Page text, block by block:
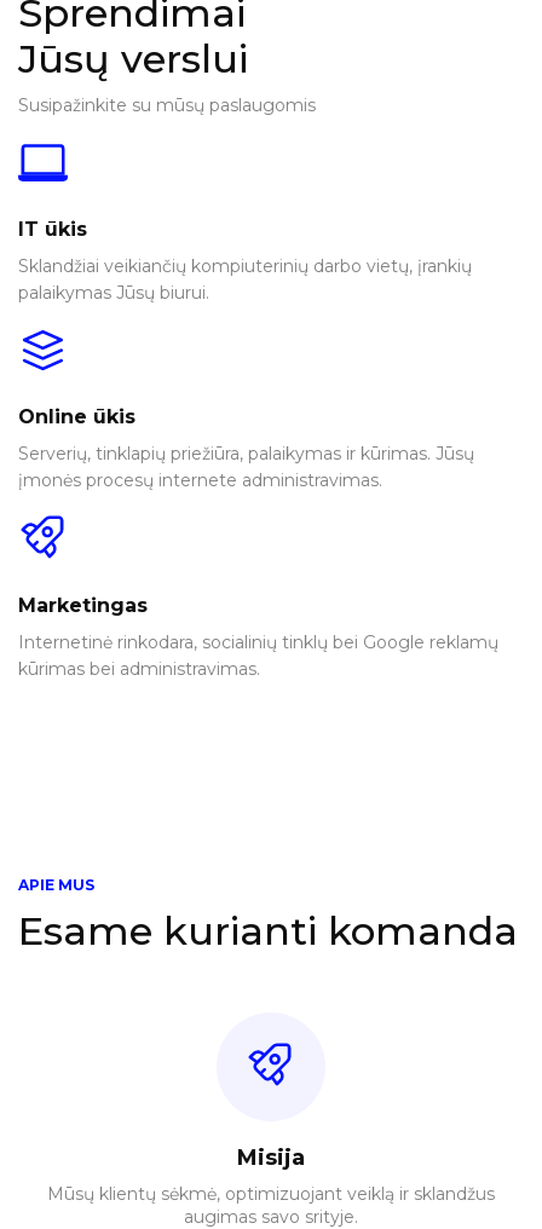
Sprendimai
Jūsų verslui
Susipažinkite su mūsų paslaugomis
IT ūkis
Sklandžiai veikiančių kompiuterinių darbo vietų, įrankių
palaikymas Jūsų biurui.
Online ūkis
Serverių, tinklapių priežiūra, palaikymas ir kūrimas. Jūsų
įmonės procesų internete administravimas.
Marketingas
Internetinė rinkodara, socialinių tinklų bei Google reklamų
kūrimas bei administravimas.
APIE MUS
Esame kurianti komanda
Misija
Mūsų klientų sėkmė, optimizuojant veiklą ir sklandžus
augimas savo srityje.